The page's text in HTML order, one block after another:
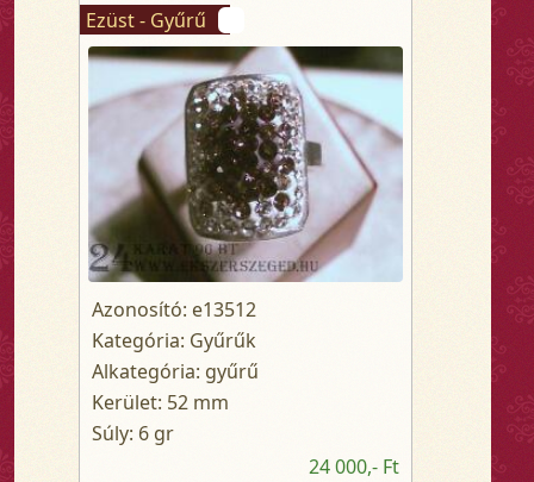
Ezüst - Gyűrű
Azonosító: e13512
Kategória: Gyűrűk
Alkategória: gyűrű
Kerület: 52 mm
Súly: 6 gr
24 000,- Ft